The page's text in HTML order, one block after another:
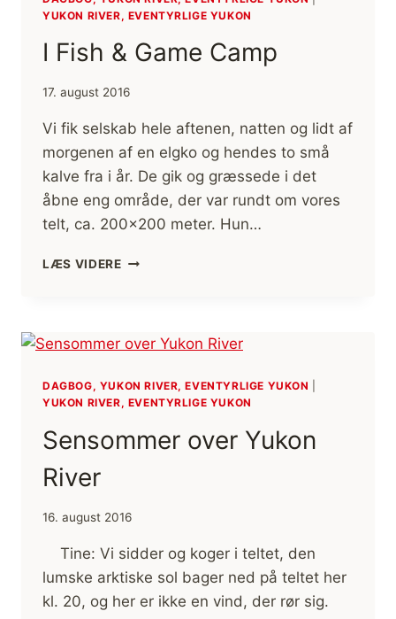
YUKON RIVER, EVENTYRLIGE YUKON
I Fish & Game Camp
17. august 2016
Vi fik selskab hele aftenen, natten og lidt af
morgenen af en elgko og hendes to små
kalve fra i år. De gik og græssede i det
åbne eng område, der var rundt om vores
telt, ca. 200×200 meter. Hun…
LÆS VIDEREI
DAGBOG, YUKON RIVER, EVENTYRLIGE YUKON
YUKON RIVER, EVENTYRLIGE YUKON
Sensommer over Yukon
River
16. august 2016
Tine: Vi sidder og koger i teltet, den
lumske arktiske sol bager ned på teltet her
kl. 20, og her er ikke en vind, der rør sig.